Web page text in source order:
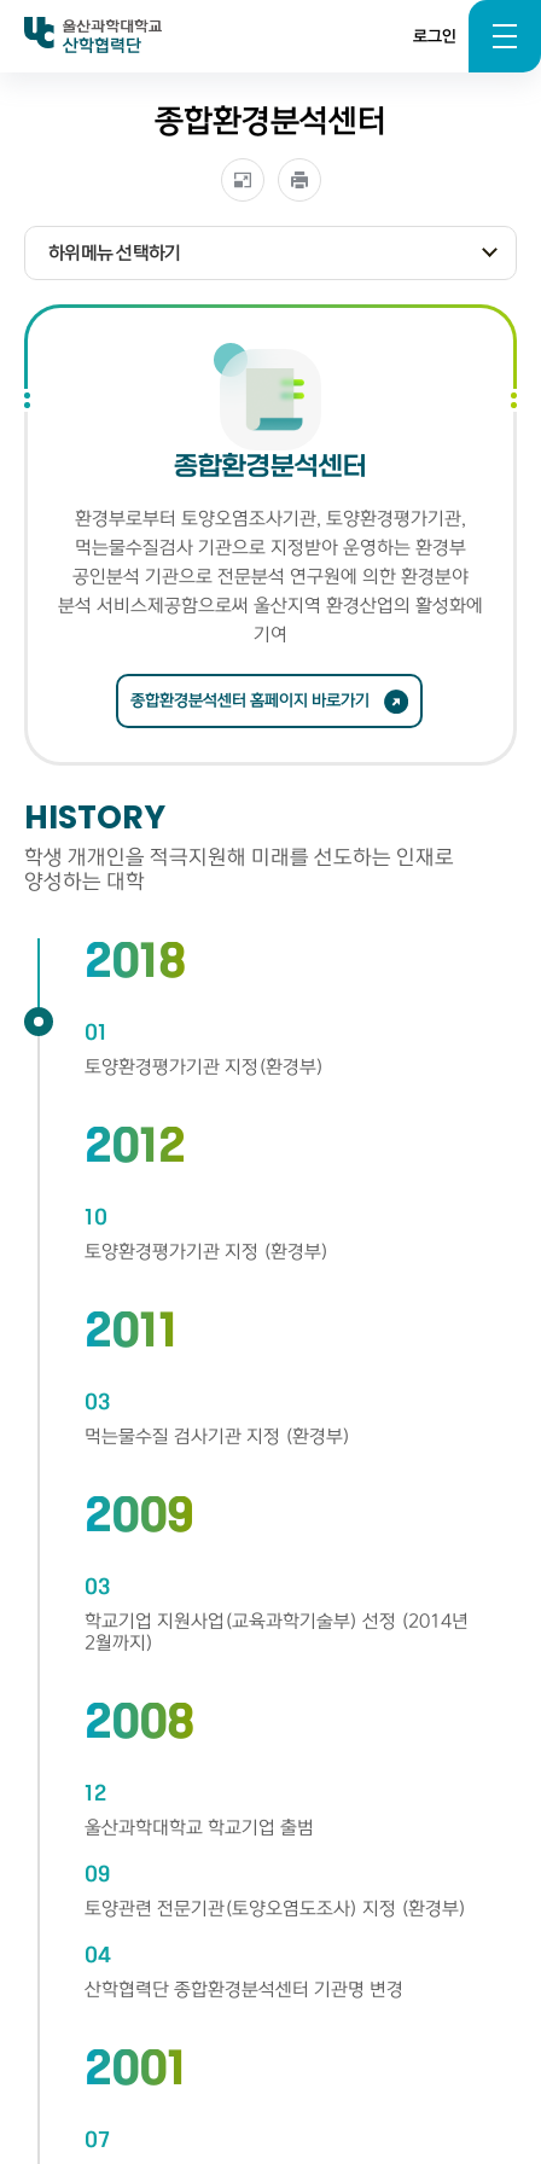
로그인
산학협력단
종합환경분석센터
하위메뉴 선택하기
종합환경분석센터
환경부로부터 토양오염조사기관, 토양환경평가기관,
먹는물수질검사 기관으로 지정받아 운영하는 환경부
공인분석 기관으로 전문분석 연구원에 의한 환경분야
분석 서비스제공함으로써 울산지역 환경산업의 활성화에
기여
종합환경분석센터 홈페이지 바로가기
HISTORY
학생 개개인을 적극지원해 미래를 선도하는 인재로
양성하는 대학
2018
01
토양환경평가기관 지정(환경부)
2012
10
토양환경평가기관 지정 (환경부)
2011
03
먹는물수질 검사기관 지정 (환경부)
2009
03
학교기업 지원사업(교육과학기술부) 선정 (2014년
2월까지)
2008
12
울산과학대학교 학교기업 출범
09
토양관련 전문기관(토양오염도조사) 지정 (환경부)
04
산학협력단 종합환경분석센터 기관명 변경
2001
07